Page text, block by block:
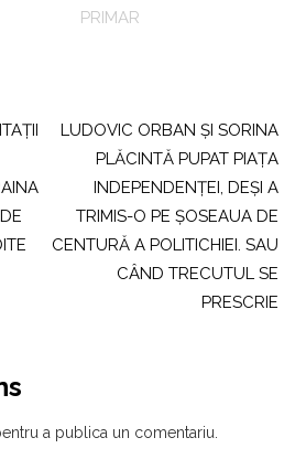
PRIMAR
LUDOVIC ORBAN ŞI SORINA
PLĂCINTĂ PUPAT PIAŢA
INDEPENDENŢEI, DEŞI A
TRIMIS-O PE ŞOSEAUA DE
CENTURĂ A POLITICHIEI. SAU
CÂND TRECUTUL SE
PRESCRIE
a publica un comentariu.